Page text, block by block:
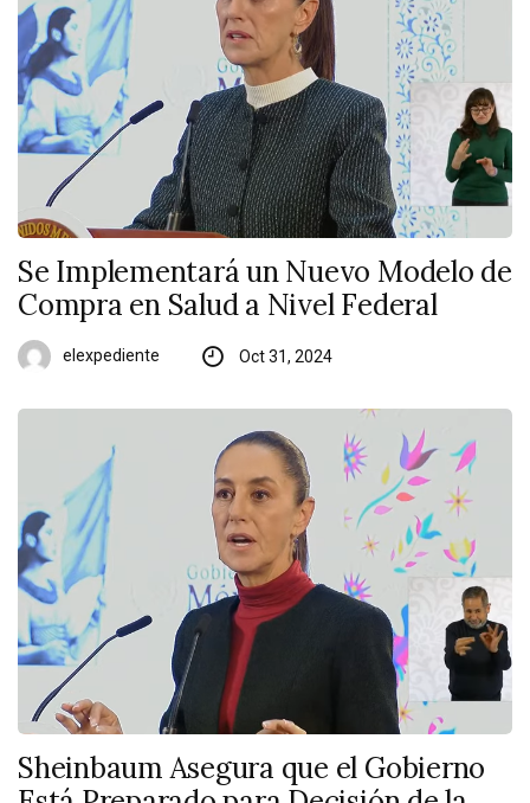
Se Implementará un Nuevo Modelo de
Compra en Salud a Nivel Federal
elexpediente Oct 31, 2024
Sheinbaum Asegura que el Gobierno